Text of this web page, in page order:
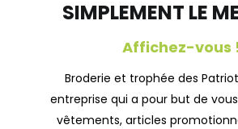
SIMPLEMENT LE
Affichez-vous !
Broderie et trophée des
entreprise qui a pour but de
vêtements, articles